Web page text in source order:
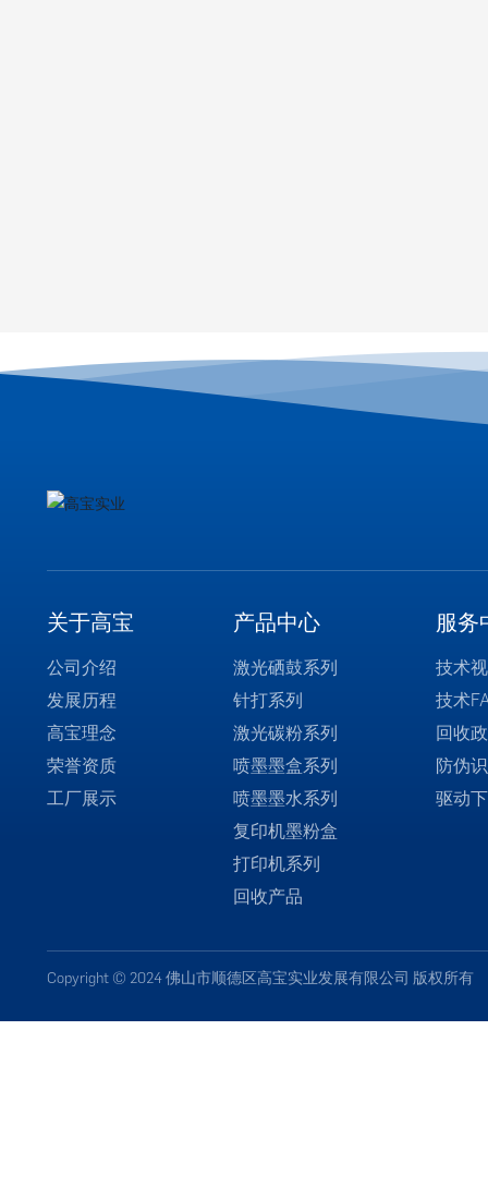
关于高宝
公司介绍
发展历程
高宝理念
荣誉资质
工厂展示
产品中心
激光硒鼓系列
针打系列
激光碳粉系列
喷墨墨盒系列
喷墨墨水系列
复印机墨粉盒
打印机系列
回收产品
服务
技术
技术
回收
防伪
驱动
Copyright © 2024 佛山市顺德区高宝实业发展有限公司 版权所有